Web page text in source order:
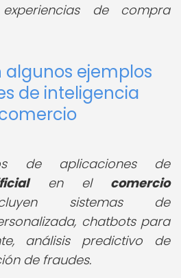
de compra
algunos ejemplos
de inteligencia
de aplicaciones de
en el comercio
sistemas de
chatbots para
análisis predictivo de
de fraudes.